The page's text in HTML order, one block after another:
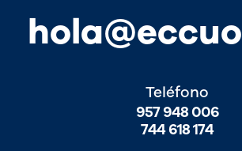
hola@eccuo
Teléfono
957 948 006
744 618 174